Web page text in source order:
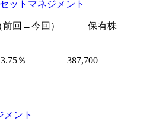
ットマネジメント
前回→今回） 保有株
3.75％ 387,700
メント